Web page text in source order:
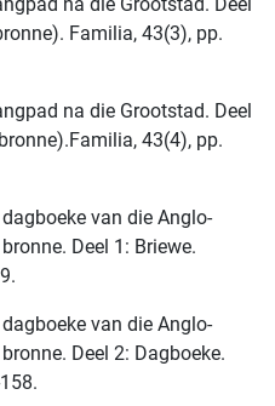
na die Grootstad. Deel
Familia, 43(3), pp.
na die Grootstad. Deel
43(4), pp.
van die Anglo-
Deel 1: Briewe.
van die Anglo-
Deel 2: Dagboeke.